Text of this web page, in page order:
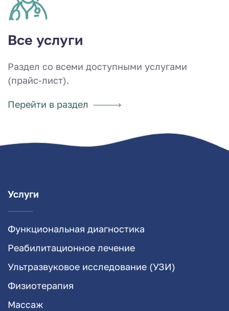
Все услуги
Раздел со всеми доступными услугами
(прайс-лист).
Перейти в раздел
Услуги
Функциональная диагностика
Реабилитационное лечение
Ультразвуковое исследование (УЗИ)
Физиотерапия
Массаж